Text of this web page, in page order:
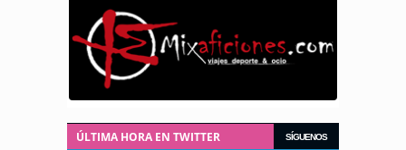
SÍGUENOS
ÚLTIMA HORA EN TWITTER